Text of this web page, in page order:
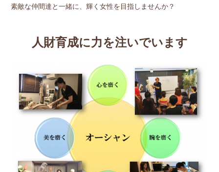
素敵な仲間達と一緒に、輝く女性を目指しませんか？
人財育成に力を注いでいます